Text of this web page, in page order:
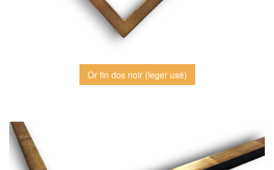
Or fin dos noir (leger usé)